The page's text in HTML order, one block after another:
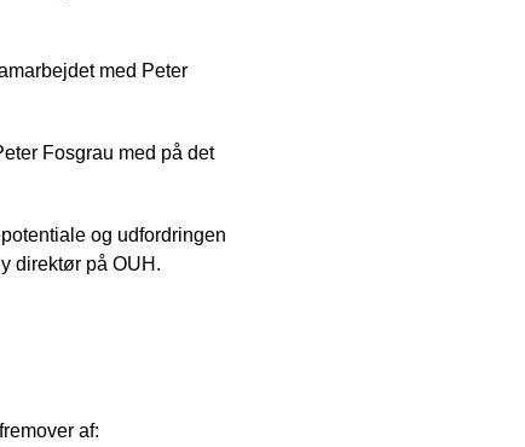
med Peter
Fosgrau med på det
og udfordringen
direktør på OUH.
af: